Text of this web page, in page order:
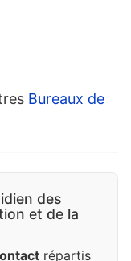
Bureaux de
des
et de la
répartis